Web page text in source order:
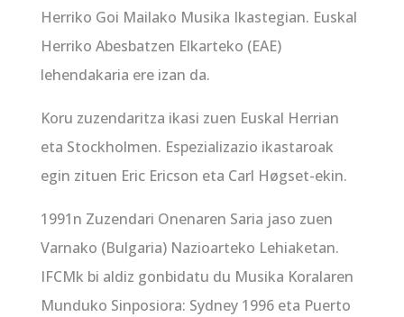
Herriko Goi Mailako Musika Ikastegian. Euskal
Herriko Abesbatzen Elkarteko (EAE)
lehendakaria ere izan da.
Koru zuzendaritza ikasi zuen Euskal Herrian
eta Stockholmen. Espezializazio ikastaroak
egin zituen Eric Ericson eta Carl Høgset-ekin.
1991n Zuzendari Onenaren Saria jaso zuen
Varnako (Bulgaria) Nazioarteko Lehiaketan.
IFCMk bi aldiz gonbidatu du Musika Koralaren
Munduko Sinposiora: Sydney 1996 eta Puerto